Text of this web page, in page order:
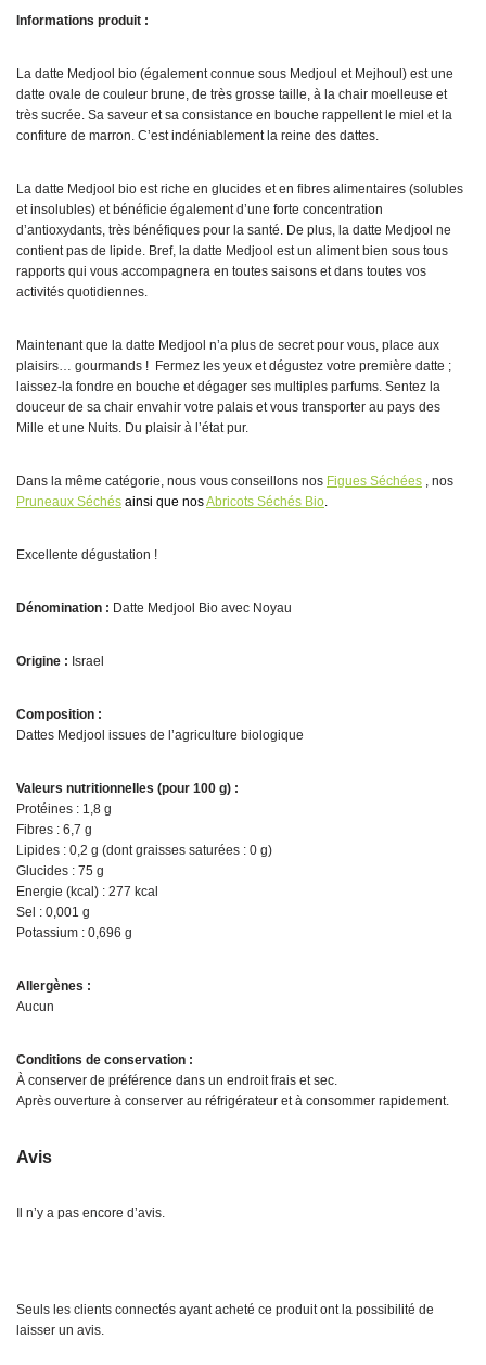
Informations produit :
La datte Medjool bio (également connue sous Medjoul et Mejhoul) est une
datte ovale de couleur brune, de très grosse taille, à la chair moelleuse et
très sucrée. Sa saveur et sa consistance en bouche rappellent le miel et la
confiture de marron. C’est indéniablement la reine des dattes.
La datte Medjool bio est riche en glucides et en fibres alimentaires (solubles
et insolubles) et bénéficie également d’une forte concentration
d’antioxydants, très bénéfiques pour la santé. De plus, la datte Medjool ne
contient pas de lipide. Bref, la datte Medjool est un aliment bien sous tous
rapports qui vous accompagnera en toutes saisons et dans toutes vos
activités quotidiennes.
Maintenant que la datte Medjool n’a plus de secret pour vous, place aux
plaisirs… gourmands ! Fermez les yeux et dégustez votre première datte ;
laissez-la fondre en bouche et dégager ses multiples parfums. Sentez la
douceur de sa chair envahir votre palais et vous transporter au pays des
Mille et une Nuits. Du plaisir à l’état pur.
Dans la même catégorie, nous vous conseillons nos Figues Séchées , nos
Pruneaux Séchés ainsi que nosAbricots Séchés Bio.
Excellente dégustation !
Dénomination : Datte Medjool Bio avec Noyau
Origine : Israel
Composition :
Dattes Medjool issues de l’agriculture biologique
Valeurs nutritionnelles (pour 100 g) :
Protéines : 1,8 g
Fibres : 6,7 g
Lipides : 0,2 g (dont graisses saturées : 0 g)
Glucides : 75 g
Energie (kcal) : 277 kcal
Sel : 0,001 g
Potassium : 0,696 g
Allergènes :
Aucun
Conditions de conservation :
À conserver de préférence dans un endroit frais et sec.
Après ouverture à conserver au réfrigérateur et à consommer rapidement.
Avis
Il n’y a pas encore d’avis.
Seuls les clients connectés ayant acheté ce produit ont la possibilité de
laisser un avis.